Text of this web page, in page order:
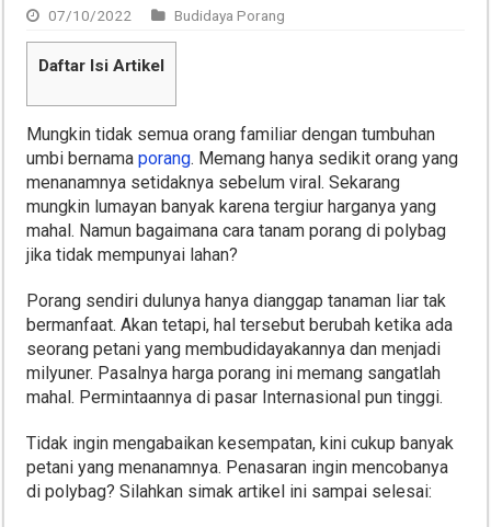
07/10/2022 Budidaya Porang
Daftar Isi Artikel
Mungkin tidak semua orang familiar dengan tumbuhan
umbi bernamaporang. Memang hanya sedikit orang yang
menanamnya setidaknya sebelum viral. Sekarang
mungkin lumayan banyak karena tergiur harganya yang
mahal. Namun bagaimana cara tanam porang di polybag
jika tidak mempunyai lahan?
Porang sendiri dulunya hanya dianggap tanaman liar tak
bermanfaat. Akan tetapi, hal tersebut berubah ketika ada
seorang petani yang membudidayakannya dan menjadi
milyuner. Pasalnya harga porang ini memang sangatlah
mahal. Permintaannya di pasar Internasional pun tinggi.
Tidak ingin mengabaikan kesempatan, kini cukup banyak
petani yang menanamnya. Penasaran ingin mencobanya
di polybag? Silahkan simak artikel ini sampai selesai: